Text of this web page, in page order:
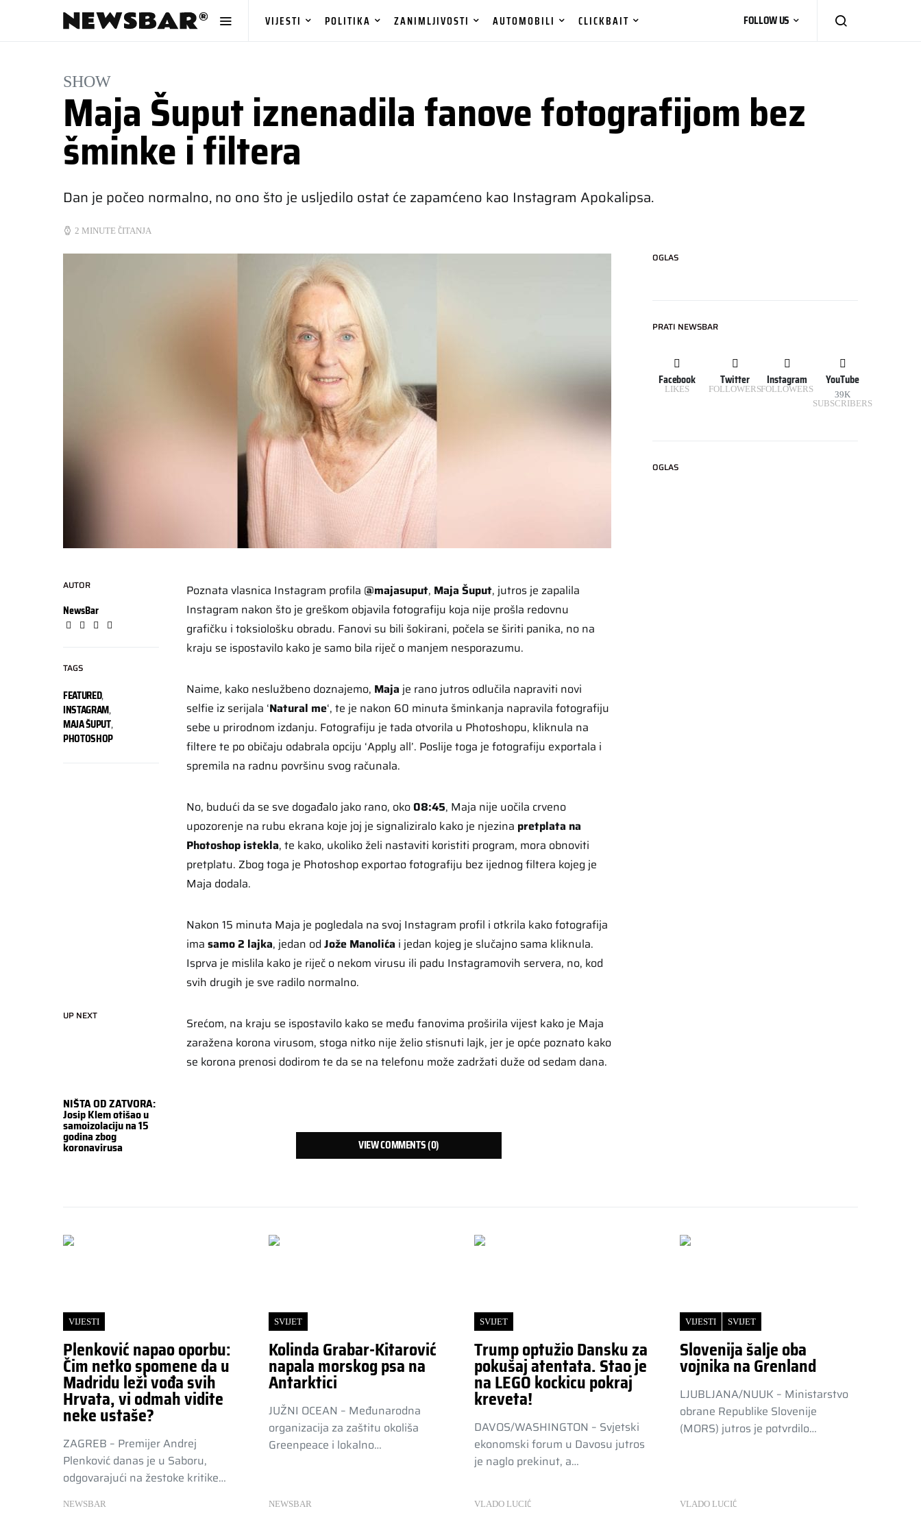
VIJESTI POLITIKA ZANIMLJIVOSTI AUTOMOBILI CLICKBAIT FOLLOW US
SHOW
Maja Šuput iznenadila fanove fotografijom bez
šminke i filtera
Dan je počeo normalno, no ono što je usljedilo ostat će zapamćeno kao Instagram Apokalipsa.
2 MINUTE ČITANJA
UP NEXT
NIŠTA OD ZATVORA:
Josip Klem otišao u
samoizolaciju na 15
godina zbog
koronavirusa
AUTOR
NewsBar
TAGS
FEATURED,
INSTAGRAM,
MAJA ŠUPUT,
PHOTOSHOP
Poznata vlasnica Instagram profila @majasuput, Maja Šuput, jutros je zapalila
Instagram nakon što je greškom objavila fotografiju koja nije prošla redovnu
grafičku i toksiološku obradu. Fanovi su bili šokirani, počela se širiti panika, no na
kraju se ispostavilo kako je samo bila riječ o manjem nesporazumu.
Naime, kako neslužbeno doznajemo, Maja je rano jutros odlučila napraviti novi
selfie iz serijala ‘Natural me‘, te je nakon 60 minuta šminkanja napravila fotografiju
sebe u prirodnom izdanju. Fotografiju je tada otvorila u Photoshopu, kliknula na
filtere te po običaju odabrala opciju ‘Apply all’. Poslije toga je fotografiju exportala i
spremila na radnu površinu svog računala.
No, budući da se sve događalo jako rano, oko08:45, Maja nije uočila crveno
upozorenje na rubu ekrana koje joj je signaliziralo kako je njezina pretplata na
Photoshop istekla, te kako, ukoliko želi nastaviti koristiti program, mora obnoviti
pretplatu. Zbog toga je Photoshop exportao fotografiju bez ijednog filtera kojeg je
Maja dodala.
Nakon 15 minuta Maja je pogledala na svoj Instagram profil i otkrila kako fotografija
ima samo 2 lajka, jedan od Jože Manolića i jedan kojeg je slučajno sama kliknula.
Isprva je mislila kako je riječ o nekom virusu ili padu Instagramovih servera, no, kod
svih drugih je sve radilo normalno.
Srećom, na kraju se ispostavilo kako se među fanovima proširila vijest kako je Maja
zaražena korona virusom, stoga nitko nije želio stisnuti lajk, jer je opće poznato kako
se korona prenosi dodirom te da se na telefonu može zadržati duže od sedam dana.
VIEW COMMENTS (0)
OGLAS
PRATI NEWSBAR
Facebook
LIKES
Twitter
FOLLOWERS
Instagram
FOLLOWERS
YouTube
39K
SUBSCRIBERS
OGLAS
VIJESTI
Plenković napao oporbu:
Čim netko spomene da u
Madridu leži vođa svih
Hrvata, vi odmah vidite
neke ustaše?
ZAGREB – Premijer Andrej
Plenković danas je u Saboru,
odgovarajući na žestoke kritike…
NEWSBAR
SVIJET
Kolinda Grabar-Kitarović
napala morskog psa na
Antarktici
JUŽNI OCEAN – Međunarodna
organizacija za zaštitu okoliša
Greenpeace i lokalno…
NEWSBAR
SVIJET
Trump optužio Dansku za
pokušaj atentata. Stao je
na LEGO kockicu pokraj
kreveta!
DAVOS/WASHINGTON – Svjetski
ekonomski forum u Davosu jutros
je naglo prekinut, a…
VLADO LUCIĆ
VIJESTI SVIJET
Slovenija šalje oba
vojnika na Grenland
LJUBLJANA/NUUK – Ministarstvo
obrane Republike Slovenije
(MORS) jutros je potvrdilo…
VLADO LUCIĆ